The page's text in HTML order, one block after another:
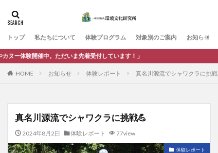
トップ 私たちについて 体験プログラム 対象別のご案内 お知らせ
だいま先着受付しています！」
HOME お知らせ 体験レポート 真名川源流でシャワクラに挑
真名川源流でシャワクラに挑戦💪
2024年8月2日 体験レポート 77view
体験レポート
タグ
まちづくり 人材育成 企業・団体
体験活動
健康・ウェルビーイング
市民・地域
教育・学校
検索